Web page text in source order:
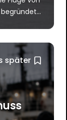
später